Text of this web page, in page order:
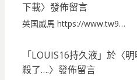
下載〉發佈留言
英国威馬 https://www.tw9…
「LOUIS16持久液」於〈
殺了….〉發佈留言